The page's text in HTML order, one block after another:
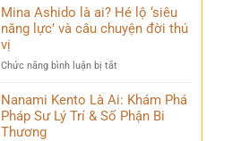
bàn
tán
kiếm
sĩ
và
bí
ẩn
Ken
Ai?
Phá
Trình
Biến
Mina Ashido là ai? Hé lộ ‘siêu
năng lực’ và câu chuyện đời thú
vị
Chức năng bình luận bị tắt
Ashido
là
Nanami Kento Là Ai: Khám Phá
Pháp Sư Lý Trí & Số Phận Bi
Thương